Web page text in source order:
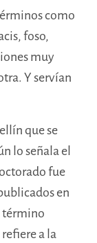
como
foso,
muy
Y servían
que se
lo señala el
fue
en
término
a la